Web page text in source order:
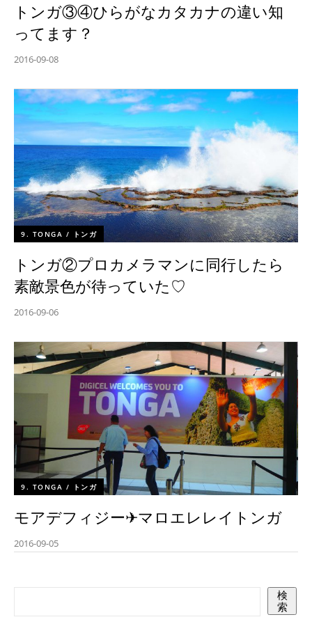
トンガ③④ひらがなカタカナの違い知
ってます？
2016-09-08
9. TONGA / トンガ
トンガ②プロカメラマンに同行したら
素敵景色が待っていた♡
2016-09-06
9. TONGA / トンガ
モアデフィジー✈︎マロエレレイトンガ
2016-09-05
検
索